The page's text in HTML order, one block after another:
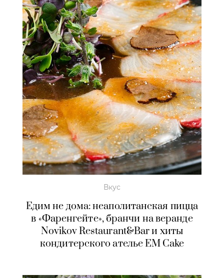
Вкус
Едим не дома: неаполитанская пицца
в «Фаренгейте», бранчи на веранде
Novikov Restaurant&Bar и хиты
кондитерского ателье EM Cake